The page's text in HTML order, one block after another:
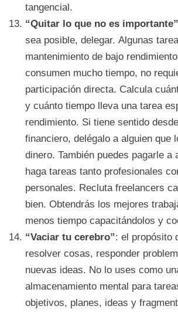
tangencial.
“Quitar lo que no es
sea posible, delegar. Algunas
mantenimiento de bajo
consumen mucho tiempo, no
participación directa. Calcula
y cuánto tiempo lleva una tarea
rendimiento. Si tiene sentido
financiero, delégalo a alguien que
dinero. También puedes pagarle a
haga tareas tanto profesionales
personales. Recluta freelancers
bien. Obtendrás los mejores
menos tiempo capacitándolos y
“Vaciar tu cerebro”: el propósito
resolver cosas, responder
nuevas ideas. No lo uses como
almacenamiento mental para
objetivos, planes, ideas y